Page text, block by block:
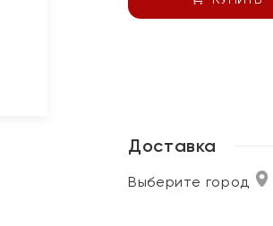
Доставка
Выберите город